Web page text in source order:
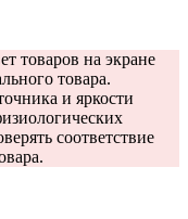
товаров на экране
товара.
и яркости
соответствие